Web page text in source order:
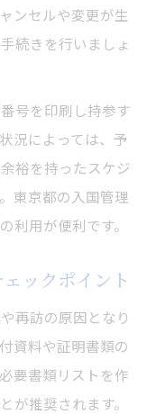
ンセルや変更が生
続きを行いましょ
号を印刷し持参す
況によっては、予
裕を持ったスケジ
東京都の入国管理
利用が便利です。
ックポイント
再訪の原因となり
資料や証明書類の
要書類リストを作
が推奨されます。